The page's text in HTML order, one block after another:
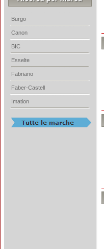
Burgo
Canon
BIC
Esselte
Fabriano
Faber-Castell
Imation